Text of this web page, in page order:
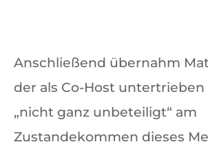
Anschließend übernahm
der als Co-Host
„nicht ganz unbeteiligt“ am
Zustandekommen dieses